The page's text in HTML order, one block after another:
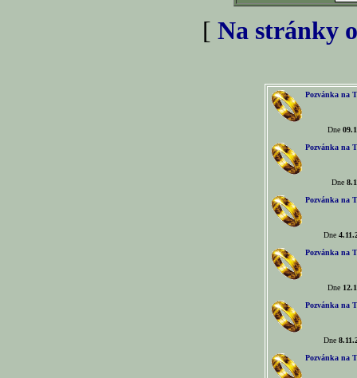
[ Na stránky
Pozvánka na
Dne
Pozvánka na
Dne
Pozvánka na
Dne
Pozvánka na
Dne
Pozvánka na
Dne
Pozvánka na